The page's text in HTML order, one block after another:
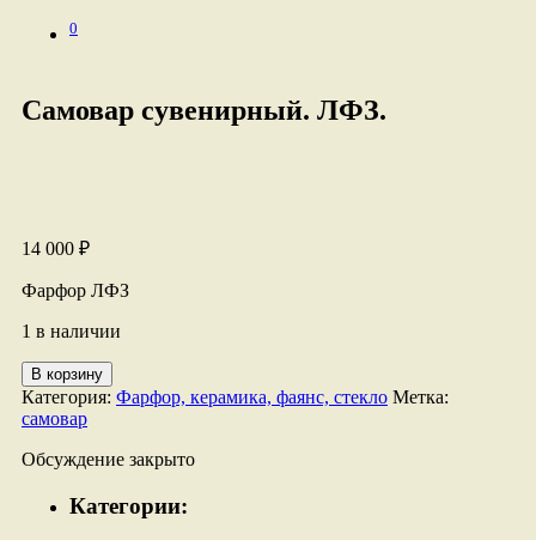
0
Самовар сувенирный. ЛФЗ.
14 000 ₽
Фарфор ЛФЗ
1 в наличии
Количество
товара
Самовар
сувенирный.
ЛФЗ.
В корзину
Категория: Фарфор, керамика, фаянс, стекло Метка:
самовар
Обсуждение закрыто
Категории: